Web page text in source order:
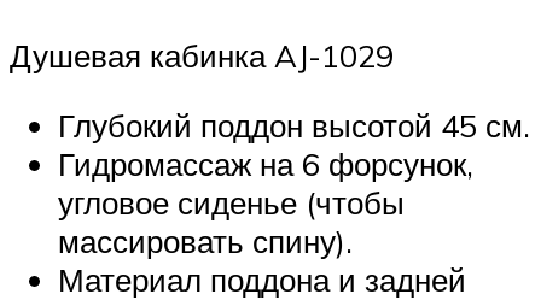
Душевая кабинка AJ-1029
Глубокий поддон высотой 45 см.
Гидромассаж на 6 форсунок,
угловое сиденье (чтобы
массировать спину).
Материал поддона и задней